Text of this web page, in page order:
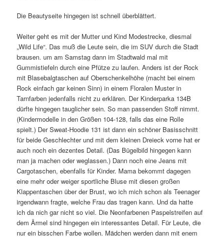
Die Beautyseite hingegen ist schnell überblättert.
Weiter geht es mit der Mutter und Kind Modestrecke, diesmal
„Wild Life“. Das muß die Leute sein, die im SUV durch die Stadt
brausen. um am Samstag dann im Stadtwald mal mit
Gummistiefeln durch eine Pfütze zu laufen. Anders ist der Rock
mit Blasebalgtaschen auf Oberschenkelhöhe (macht bei einem
Rock einfach gar keinen Sinn) in einem Floralen Muster in
Tarnfarben jedenfalls nicht zu erklären. Der Kinderparka 134B
dürfte hingegen tauglicher sein. So man passenden Stoff nimmt.
(Kindermodelle in den Größen 104-128, falls das eine Rolle
spielt.) Der Sweat-Hoodie 131 ist dann ein schöner Basisschnitt
für beide Geschlechter und mit dem kleinen Dreieck vorne hat er
auch noch ein dezentes Detail. (Das Bügelbild hingegen kann
man ja machen oder weglassen.) Dann noch eine Jeans mit
Cargotaschen, ebenfalls für Kinder. Mama bekommt dagegen
eine mehr oder weiger sportliche Bluse mit diesen großen
Klappentaschen über der Brust, wo ich mich schon als Teenager
irgendwann fragte, welche Frau das tragen kann. Und da hatte
ich da nich gar nicht so viel. Die Neonfarbenen Paspelstreifen auf
dem Ärmel sind hingegen ein interessantes Detail. Für Leute, die
nur ein bisschen Farbe wollen. Mädchen werden dann mit enem